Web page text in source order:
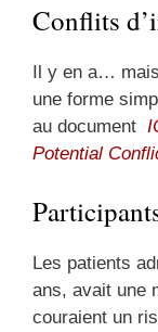
Conflits
Il y en a…
une forme
au document
Potential
Les patients
ans, avait une
couraient un